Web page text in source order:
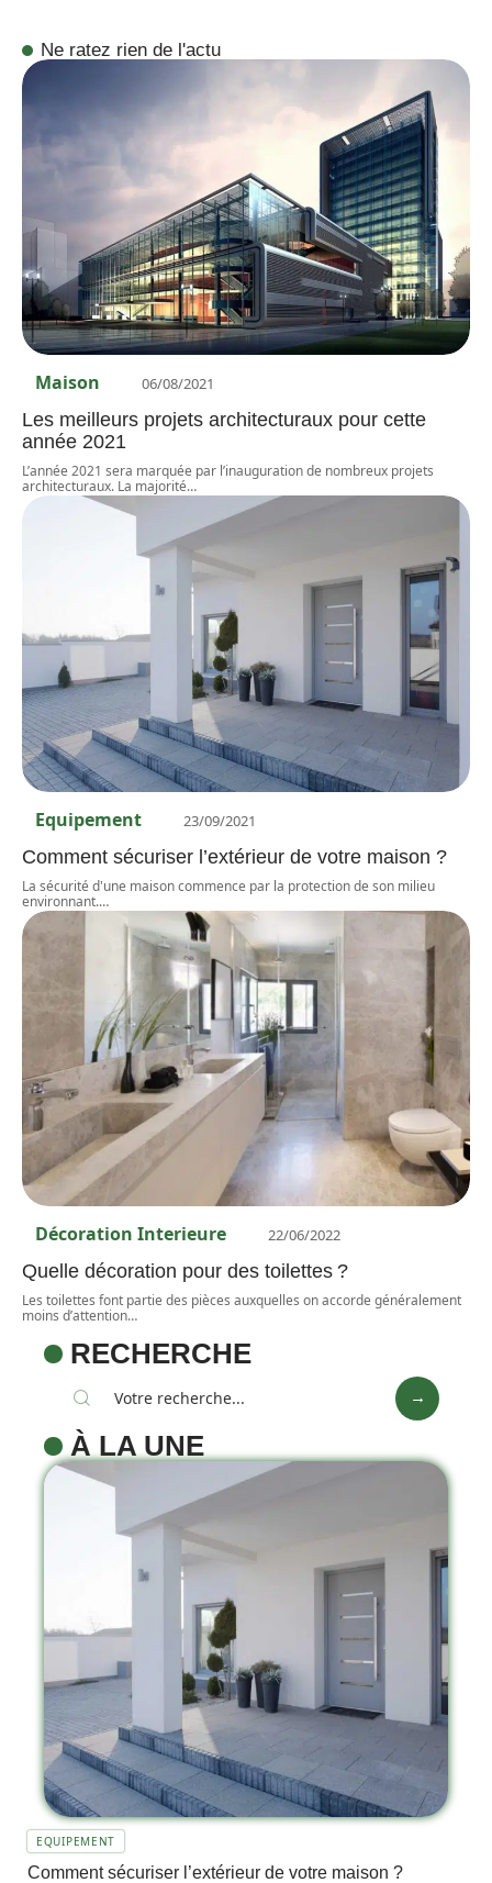
Ne ratez rien de l'actu
Maison 06/08/2021
Les meilleurs projets architecturaux pour cette
année 2021
L’année 2021 sera marquée par l’inauguration de nombreux projets
architecturaux. La majorité…
Equipement 23/09/2021
Comment sécuriser l’extérieur de votre maison ?
La sécurité d'une maison commence par la protection de son milieu
environnant.…
Décoration Interieure 22/06/2022
Quelle décoration pour des toilettes ?
Les toilettes font partie des pièces auxquelles on accorde généralement
moins d’attention…
RECHERCHE
À LA UNE
EQUIPEMENT
Comment sécuriser l’extérieur de votre maison ?